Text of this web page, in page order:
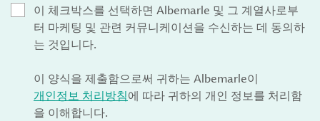
이 체크박스를 선택하면 Albemarle 및 그 계열사로부
터 마케팅 및 관련 커뮤니케이션을 수신하는 데 동의하
는 것입니다.
이 양식을 제출함으로써 귀하는 Albemarle이
개인정보 처리방침에 따라 귀하의 개인 정보를 처리함
을 이해합니다.